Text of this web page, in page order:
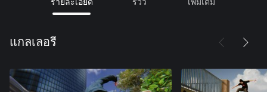
แกลเลอรี